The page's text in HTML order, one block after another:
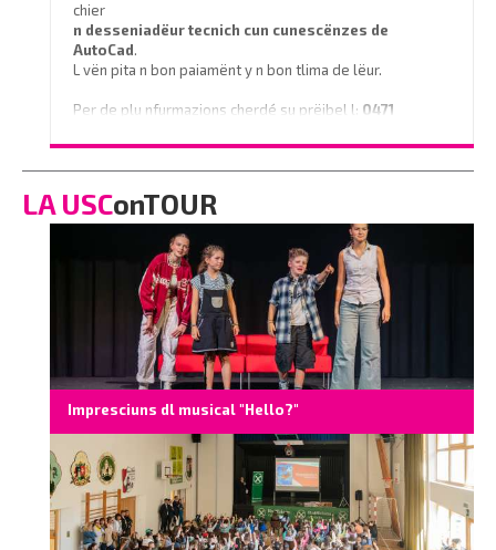
chier
n desseniadëur tecnich cun cunescënzes de
AutoCad.
L vën pita n bon paiamënt y n bon tlima de lëur.
Per de plu nfurmazions cherdé su prëibel l: 0471
o scrì na e-mail a
info@vinaholz.com
LA USConTOUR
Impresciuns dl musical "Hello?"